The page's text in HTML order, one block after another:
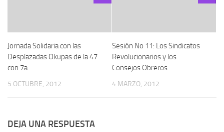
Jornada Solidaria con las
Desplazadas Okupas de la 47
con 7a
5 OCTUBRE, 2012
Sesión No 11: Los Sindicatos
Revolucionarios y los
Consejos Obreros
4 MARZO, 2012
DEJA UNA RESPUESTA